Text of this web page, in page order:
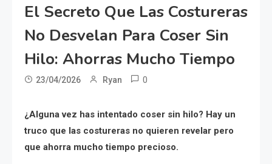
El Secreto Que Las Costureras
No Desvelan Para Coser Sin
Hilo: Ahorras Mucho Tiempo
23/04/2026 Ryan 0
¿Alguna vez has intentado coser sin hilo? Hay un
truco que las costureras no quieren revelar pero
que ahorra mucho tiempo precioso.